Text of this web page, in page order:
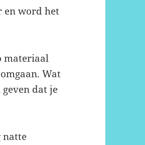
en word het
materiaal
Wat
dat je
natte